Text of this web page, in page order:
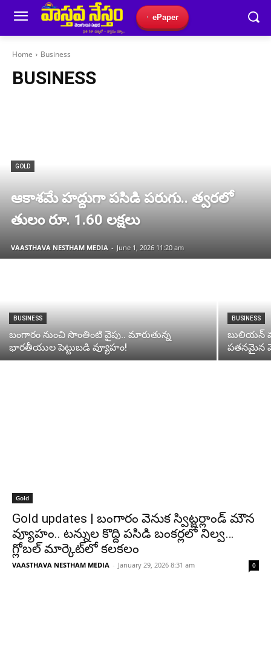
ePaper
Home Business
BUSINESS
GOLD
ఆకాశమే హద్దుగా పసిడి పరుగు.. త్వరలో
తులం రూ. 1.60 లక్షలు
VAASTHAVA NESTHAM MEDIA - June 1, 2026 11:20 am
BUSINESS
బంగారం నుంచి సొంతింటి వైపు.. మారుతున్న
భారతీయుల పెట్టుబడి వ్యూహం!
BUSINESS
బులియన్
పతనమైన
Gold
Gold updates | బంగారం వెనుక స్విట్జర్లాండ్ మౌన
వ్యూహం.. టన్నుల కొద్ది పసిడి బంకర్లలో నిల్వ…
గ్లోబల్ మార్కెట్‌లో కలకలం
VAASTHAVA NESTHAM MEDIA - January 29, 2026 8:31 am 0